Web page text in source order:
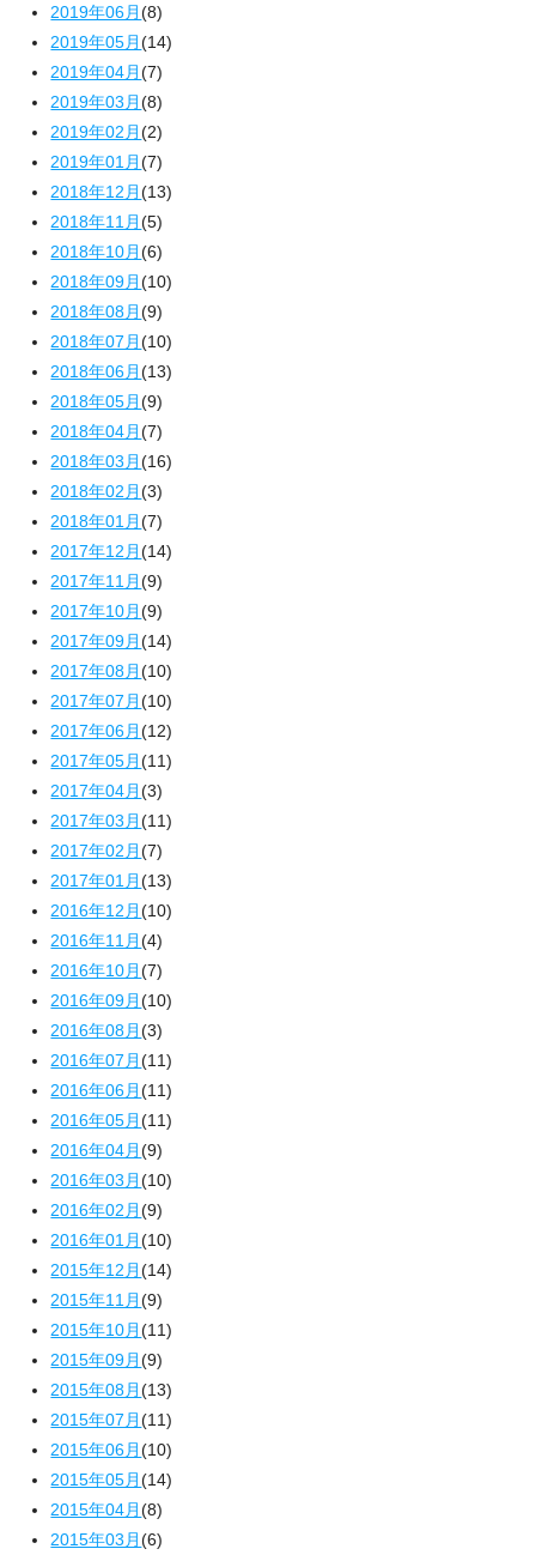
2019年06月(8)
2019年05月(14)
2019年04月(7)
2019年03月(8)
2019年02月(2)
2019年01月(7)
2018年12月(13)
2018年11月(5)
2018年10月(6)
2018年09月(10)
2018年08月(9)
2018年07月(10)
2018年06月(13)
2018年05月(9)
2018年04月(7)
2018年03月(16)
2018年02月(3)
2018年01月(7)
2017年12月(14)
2017年11月(9)
2017年10月(9)
2017年09月(14)
2017年08月(10)
2017年07月(10)
2017年06月(12)
2017年05月(11)
2017年04月(3)
2017年03月(11)
2017年02月(7)
2017年01月(13)
2016年12月(10)
2016年11月(4)
2016年10月(7)
2016年09月(10)
2016年08月(3)
2016年07月(11)
2016年06月(11)
2016年05月(11)
2016年04月(9)
2016年03月(10)
2016年02月(9)
2016年01月(10)
2015年12月(14)
2015年11月(9)
2015年10月(11)
2015年09月(9)
2015年08月(13)
2015年07月(11)
2015年06月(10)
2015年05月(14)
2015年04月(8)
2015年03月(6)